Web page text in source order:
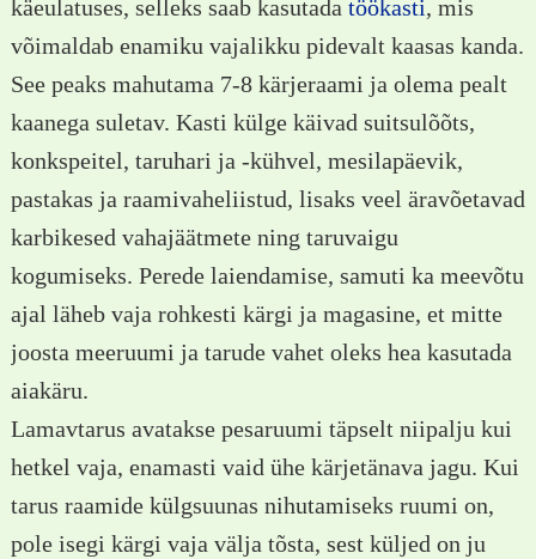
käeulatuses, selleks saab kasutada töökasti, mis
võimaldab enamiku vajalikku pidevalt kaasas kanda.
See peaks mahutama 7-8 kärjeraami ja olema pealt
kaanega suletav. Kasti külge käivad suitsulõõts,
konkspeitel, taruhari ja -kühvel, mesilapäevik,
pastakas ja raamivaheliistud, lisaks veel äravõetavad
karbikesed vahajäätmete ning taruvaigu
kogumiseks. Perede laiendamise, samuti ka meevõtu
ajal läheb vaja rohkesti kärgi ja magasine, et mitte
joosta meeruumi ja tarude vahet oleks hea kasutada
aiakäru.
Lamavtarus avatakse pesaruumi täpselt niipalju kui
hetkel vaja, enamasti vaid ühe kärjetänava jagu. Kui
tarus raamide külgsuunas nihutamiseks ruumi on,
pole isegi kärgi vaja välja tõsta, sest küljed on ju